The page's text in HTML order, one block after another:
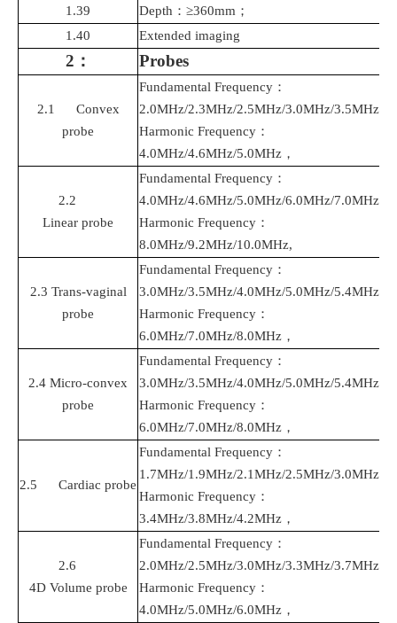
1.39 Depth ： ≥360mm ；
1.40
Extended imaging
2 ： Probes
2.1 Convex
probe
Fundamental Frequency ：
2.0MHz/2.3MHz/2.5MHz/3.0MHz/3.5MHz/
Harmonic Frequency ：
4.0MHz/4.6MHz/5.0MHz ，
2.2
Linear probe
Fundamental Frequency ：
4.0MHz/4.6MHz/5.0MHz/6.0MHz/7.0MHz/
Harmonic Frequency ：
8.0MHz/9.2MHz/10.0MHz,
2.3 Trans-vaginal
probe
Fundamental Frequency ：
3.0MHz/3.5MHz/4.0MHz/5.0MHz/5.4MHz/
Harmonic Frequency ：
6.0MHz/7.0MHz/8.0MHz ，
2.4 Micro-convex
probe
Fundamental Frequency ：
3.0MHz/3.5MHz/4.0MHz/5.0MHz/5.4MHz/
Harmonic Frequency ：
6.0MHz/7.0MHz/8.0MHz ，
2.5 Cardiac probe
Fundamental Frequency ：
1.7MHz/1.9MHz/2.1MHz/2.5MHz/3.0MHz/
Harmonic Frequency ：
3.4MHz/3.8MHz/4.2MHz ，
2.6
4D Volume probe
Fundamental Frequency ：
2.0MHz/2.5MHz/3.0MHz/3.3MHz/3.7MHz/
Harmonic Frequency ：
4.0MHz/5.0MHz/6.0MHz ，